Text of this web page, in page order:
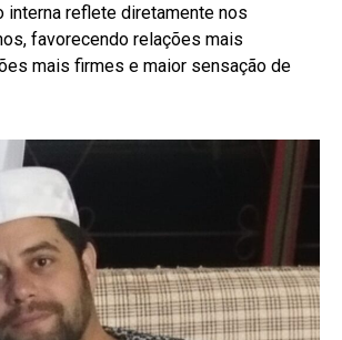
interna reflete diretamente nos
favorecendo relações mais
mais firmes e maior sensação de